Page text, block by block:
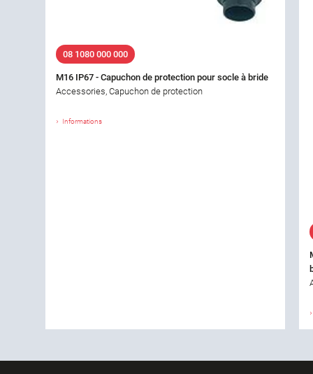
08 1080 000 000
M16 IP67 - Capuchon de protection pour socle à bride
Accessories, Capuchon de protection
Informations